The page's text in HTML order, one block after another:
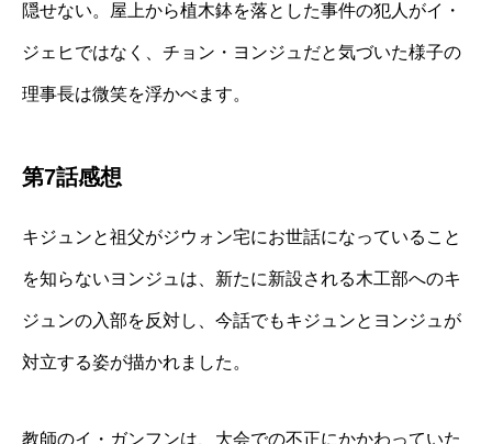
隠せない。屋上から植木鉢を落とした事件の犯人がイ・
ジェヒではなく、チョン・ヨンジュだと気づいた様子の
理事長は微笑を浮かべます。
第7話感想
キジュンと祖父がジウォン宅にお世話になっていること
を知らないヨンジュは、新たに新設される木工部へのキ
ジュンの入部を反対し、今話でもキジュンとヨンジュが
対立する姿が描かれました。
教師のイ・ガンフンは、大会での不正にかかわっていた